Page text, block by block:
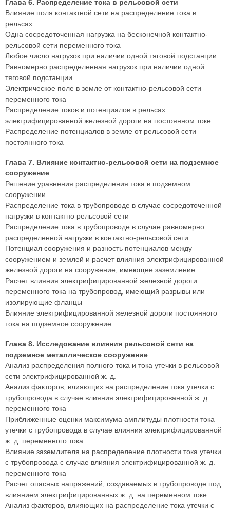
Глава 6. Распределение тока в рельсовой сети
Влияние поля контактной сети на распределение тока в
рельсах
Одна сосредоточенная нагрузка на бесконечной контактно-
рельсовой сети переменного тока
Любое число нагрузок при наличии одной тяговой подстанции
Равномерно распределенная нагрузок при наличии одной
тяговой подстанции
Электрическое поле в земле от контактно-рельсовой сети
переменного тока
Распределение токов и потенциалов в рельсах
электрифицированной железной дороги на постоянном токе
Распределение потенциалов в земле от рельсовой сети
постоянного тока
Глава 7. Влияние контактно-рельсовой сети на подземное
сооружение
Решение уравнения распределения тока в подземном
сооружении
Распределение тока в трубопроводе в случае сосредоточенной
нагрузки в контактно рельсовой сети
Распределение тока в трубопроводе в случае равномерно
распределенной нагрузки в контактно-рельсовой сети
Потенциал сооружения и разность потенциалов между
сооружением и землей и расчет влияния электрифицированной
железной дороги на сооружение, имеющее заземление
Расчет влияния электрифицированной железной дороги
переменного тока на трубопровод, имеющий разрывы или
изолирующие фланцы
Влияние электрифицированной железной дороги постоянного
тока на подземное сооружение
Глава 8. Исследование влияния рельсовой сети на
подземное металлическое сооружение
Анализ распределения полного тока и тока утечки в рельсовой
сети электрифицированной ж. д.
Анализ факторов, влияющих на распределение тока утечки с
трубопровода в случае влияния электрифицированной ж. д.
переменного тока
Приближенные оценки максимума амплитуды плотности тока
утечки с трубопровода в случае влияния электрифицированной
ж. д. переменного тока
Влияние заземлителя на распределение плотности тока утечки
с трубопровода с случае влияния электрифицированной ж. д.
переменного тока
Расчет опасных напряжений, создаваемых в трубопроводе под
влиянием электрифицированных ж. д. на переменном токе
Анализ факторов, влияющих на распределение тока утечки с